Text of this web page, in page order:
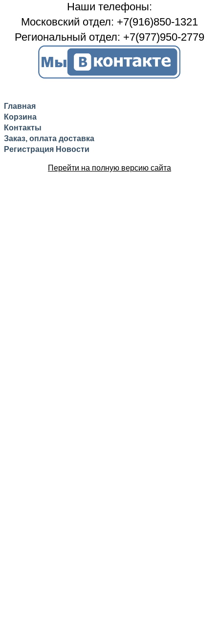
Наши телефоны:
Московский отдел: +7(916)850-1321
Региональный отдел: +7(977)950-2779
Главная
Корзина
Контакты
Заказ, оплата доставка
Регистрация Новости
Перейти на полную версию сайта